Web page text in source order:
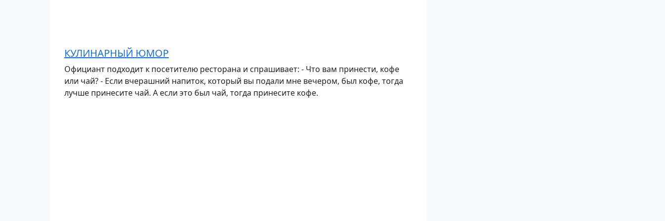
КУЛИНАРНЫЙ ЮМОР
Официант подходит к посетителю ресторана и спрашивает: - Что вам принести, кофе
или чай? - Если вчерашний напиток, который вы подали мне вечером, был кофе, тогда
лучше принесите чай. А если это был чай, тогда принесите кофе.